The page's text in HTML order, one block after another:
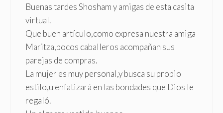
Buenas tardes Shosham y amigas de esta casita
virtual.
Que buen artículo,como expresa nuestra amiga
Maritza,pocos caballeros acompañan sus
parejas de compras.
La mujer es muy personal,y busca su propio
estilo,u enfatizará en las bondades que Dios le
regaló.